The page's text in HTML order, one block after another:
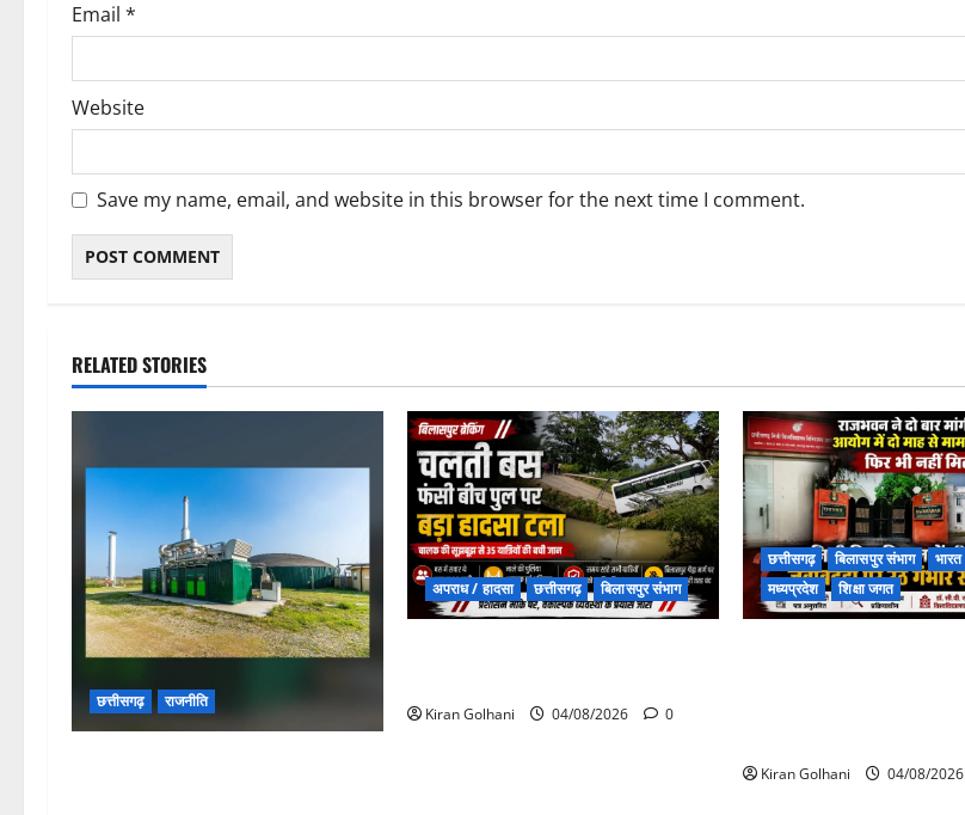
Email *
Website
Save my name, email, and website in this browser for the next time I comment.
RELATED STORIES
छत्तीसगढ़ राजनीति
अपराध / हादसा छत्तीसगढ़ बिलासपुर संभाग
Kiran Golhani 04/08/2026 0
छत्तीसगढ़ बिलासपुर संभाग
भारत
मध्यप्रदेश
शिक्षा जगत
Kiran Golhani 04/08/2026